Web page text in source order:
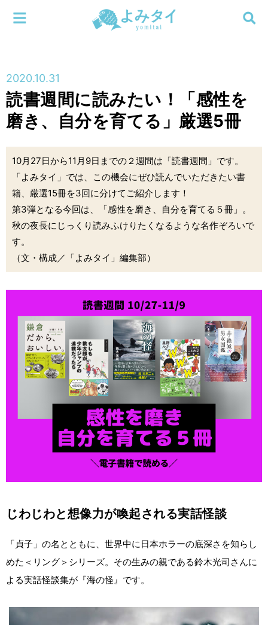
連載
新刊
特集
編集部
検索する
メニューを閉じる
2020.10.31
読書週間に読みたい！「感性を
磨き、自分を育てる」厳選5冊
10月27日から11月9日までの２週間は「読書週間」です。
「よみタイ」では、この機会にぜひ読んでいただきたい書
籍、厳選15冊を3回に分けてご紹介します！
第3弾となる今回は、「感性を磨き、自分を育てる５冊」。
秋の夜長にじっくり読みふけりたくなるような名作ぞろいで
す。
（文・構成／「よみタイ」編集部）
じわじわと想像力が喚起される実話怪談
「貞子」の名とともに、世界中に日本ホラーの底深さを知らし
めた＜リング＞シリーズ。その生みの親である鈴木光司さんに
よる実話怪談集が『海の怪』です。